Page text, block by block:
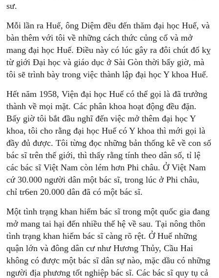
sư.
Mỗi lần ra Huế, ông Diệm đều đến thăm đại học Huế, và
bàn thêm với tôi về những cách thức củng cố và mở
mang đại học Huế. Điều này có lúc gây ra đôi chút đố kỵ
từ giới Đại học và giáo dục ở Sài Gòn thời bấy giờ, mà
tôi sẽ trình bày trong việc thành lập đại học Y khoa Huế.
Hết năm 1958, Viện đại học Huế có thể gọi là đã trưởng
thành về mọi mặt. Các phân khoa hoạt động đều đặn.
Bấy giờ tôi bắt đầu nghĩ đến việc mở thêm đại học Y
khoa, tôi cho rằng đại học Huế có Y khoa thì mới gọi là
đầy đủ được. Tôi từng đọc những bản thống kê về con số
bác sĩ trên thế giới, thì thấy rằng tính theo dân số, tỉ lệ
các bác sĩ Việt Nam còn lém hơn Phi châu. Ở Việt Nam
cứ 30.000 người dân một bác sĩ, trong lúc ở Phi châu,
chỉ tr6en 20.000 dân đã có một bác sĩ.
Một tình trạng khan hiếm bác sĩ trong một quốc gia đang
mở mang tai hại đến nhiều thế hệ về sau. Tại nông thôn
tình trạng khan hiếm bác sĩ càng rõ rệt. Ở Huế những
quận lớn và đông dân cư như Hương Thủy, Cầu Hai
không có được một bác sĩ dân sự nào, mặc dầu có những
người địa phương tốt nghiệp bác sĩ. Các bác sĩ quy tụ cả